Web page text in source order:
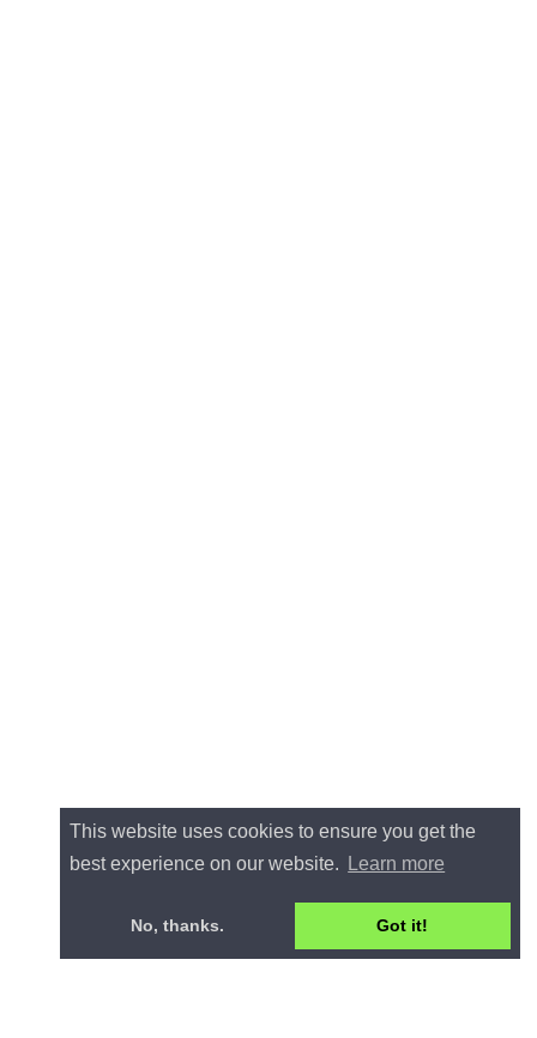
This website uses cookies to ensure you get the
best experience on our website.
Learn more
No, thanks. Got it!